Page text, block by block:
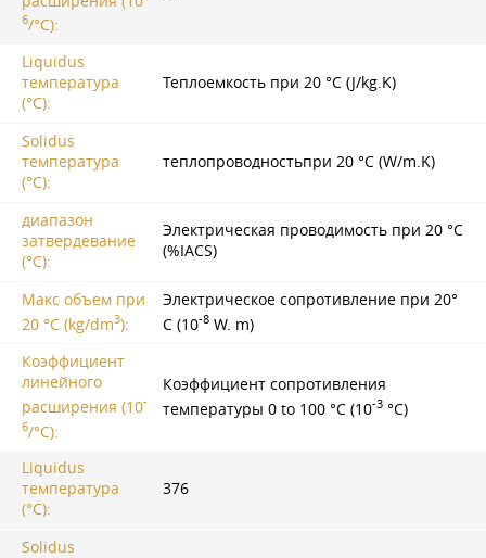
6/°C):
Liquidus
температура
(°C):
Теплоемкость при 20 °C (J/kg.K)
Solidus
температура
(°C):
теплопроводностьпри 20 °C (W/m.K)
диапазон
затвердевание
(°C):
Электрическая проводимость при 20 °C
(%IACS)
Макс объем при
20 °C (kg/dm3):
Электрическое сопротивление при 20°
C (10-8 W. m)
Коэффициент
линейного
расширения (10-
6/°C):
Коэффициент сопротивления
температуры 0 to 100 °C (10-3 °C)
Liquidus
температура
(°C):
376
Solidus